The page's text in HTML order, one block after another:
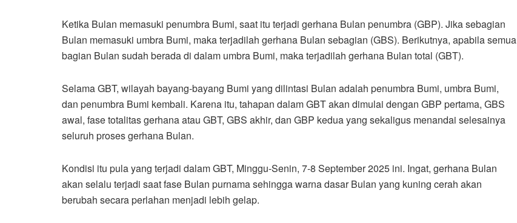
Ketika Bulan memasuki penumbra Bumi, saat itu terjadi gerhana Bulan penumbra (GBP). Jika sebagian
Bulan memasuki umbra Bumi, maka terjadilah gerhana Bulan sebagian (GBS). Berikutnya, apabila semua
bagian Bulan sudah berada di dalam umbra Bumi, maka terjadilah gerhana Bulan total (GBT).
Selama GBT, wilayah bayang-bayang Bumi yang dilintasi Bulan adalah penumbra Bumi, umbra Bumi,
dan penumbra Bumi kembali. Karena itu, tahapan dalam GBT akan dimulai dengan GBP pertama, GBS
awal, fase totalitas gerhana atau GBT, GBS akhir, dan GBP kedua yang sekaligus menandai selesainya
seluruh proses gerhana Bulan.
Kondisi itu pula yang terjadi dalam GBT, Minggu-Senin, 7-8 September 2025 ini. Ingat, gerhana Bulan
akan selalu terjadi saat fase Bulan purnama sehingga warna dasar Bulan yang kuning cerah akan
berubah secara perlahan menjadi lebih gelap.